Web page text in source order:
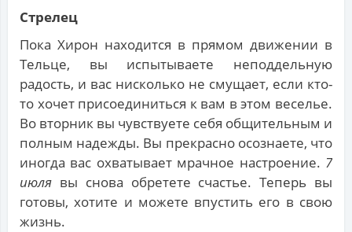
Стрелец
Пока Хирон находится в прямом движении в
Тельце, вы испытываете неподдельную
радость, и вас нисколько не смущает, если кто-
то хочет присоединиться к вам в этом веселье.
Во вторник вы чувствуете себя общительным и
полным надежды. Вы прекрасно осознаете, что
иногда вас охватывает мрачное настроение. 7
июля вы снова обретете счастье. Теперь вы
готовы, хотите и можете впустить его в свою
жизнь.